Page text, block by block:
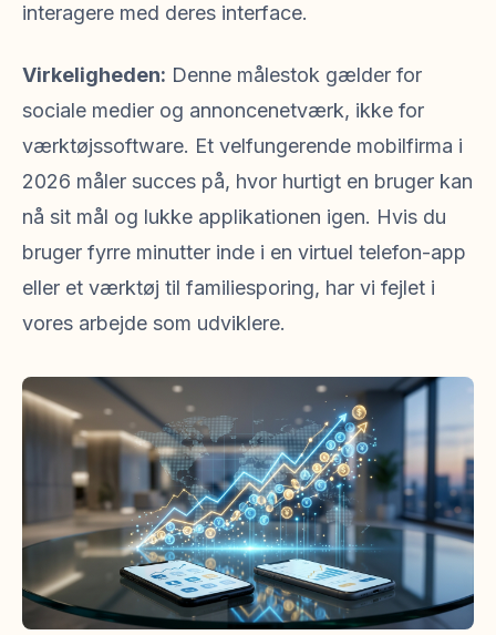
interagere med deres interface.
Virkeligheden: Denne målestok gælder for
sociale medier og annoncenetværk, ikke for
værktøjssoftware. Et velfungerende mobilfirma i
2026 måler succes på, hvor hurtigt en bruger kan
nå sit mål og lukke applikationen igen. Hvis du
bruger fyrre minutter inde i en virtuel telefon-app
eller et værktøj til familiesporing, har vi fejlet i
vores arbejde som udviklere.